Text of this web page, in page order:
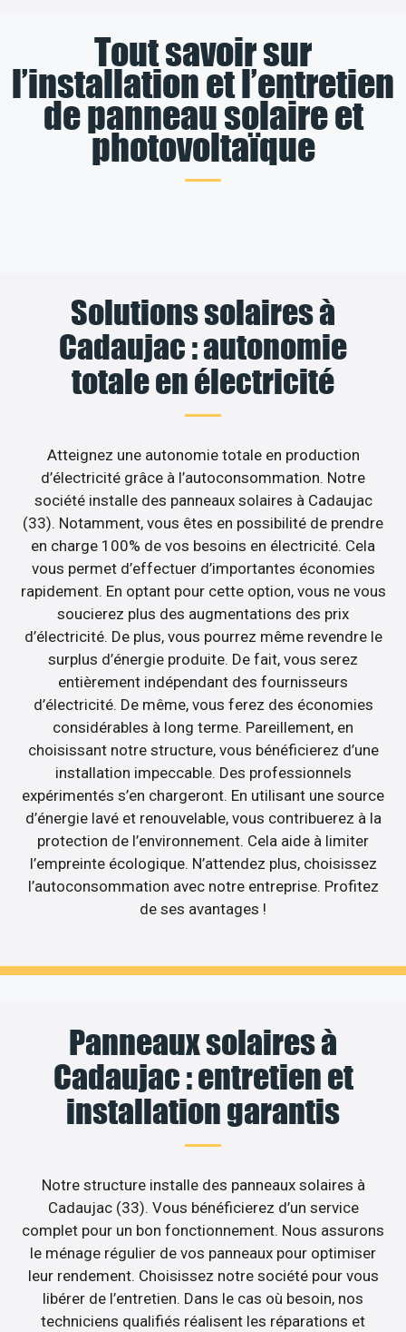
Tout savoir sur
l’installation et l’entretien
de panneau solaire et
photovoltaïque
Solutions solaires à
Cadaujac : autonomie
totale en électricité
Atteignez une autonomie totale en production
d’électricité grâce à l’autoconsommation. Notre
société installe des panneaux solaires à Cadaujac
(33). Notamment, vous êtes en possibilité de prendre
en charge 100% de vos besoins en électricité. Cela
vous permet d’effectuer d’importantes économies
rapidement. En optant pour cette option, vous ne vous
soucierez plus des augmentations des prix
d’électricité. De plus, vous pourrez même revendre le
surplus d’énergie produite. De fait, vous serez
entièrement indépendant des fournisseurs
d’électricité. De même, vous ferez des économies
considérables à long terme. Pareillement, en
choisissant notre structure, vous bénéficierez d’une
installation impeccable. Des professionnels
expérimentés s’en chargeront. En utilisant une source
d’énergie lavé et renouvelable, vous contribuerez à la
protection de l’environnement. Cela aide à limiter
l’empreinte écologique. N’attendez plus, choisissez
l’autoconsommation avec notre entreprise. Profitez
de ses avantages !
Panneaux solaires à
Cadaujac : entretien et
installation garantis
Notre structure installe des panneaux solaires à
Cadaujac (33). Vous bénéficierez d’un service
complet pour un bon fonctionnement. Nous assurons
le ménage régulier de vos panneaux pour optimiser
leur rendement. Choisissez notre société pour vous
libérer de l’entretien. Dans le cas où besoin, nos
techniciens qualifiés réalisent les réparations et